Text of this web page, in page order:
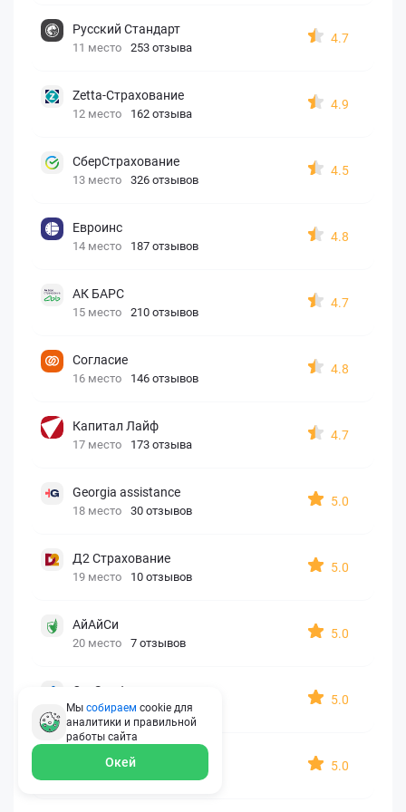
Русский Стандарт
11 место 253 отзыва
4.7
Zetta-Страхование
12 место 162 отзыва
4.9
СберСтрахование
13 место 326 отзывов
4.5
Евроинс
14 место 187 отзывов
4.8
АК БАРС
15 место 210 отзывов
4.7
Согласие
16 место 146 отзывов
4.8
Капитал Лайф
17 место 173 отзыва
4.7
Georgia assistance
18 место 30 отзывов
5.0
Д2 Страхование
19 место 10 отзывов
5.0
АйАйСи
20 место 7 отзывов
5.0
OxySport
21 место 6 отзывов
5.0
ERGO AXA
5.0
Мы собираем cookie для
аналитики и правильной
работы сайта
Окей